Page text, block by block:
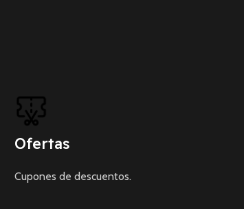
Ofertas
Cupones de descuentos.